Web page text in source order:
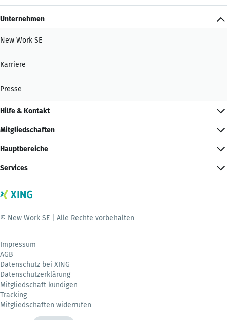
Unternehmen
New Work SE
Karriere
Presse
Hilfe & Kontakt
Mitgliedschaften
Hauptbereiche
Services
© New Work SE | Alle Rechte vorbehalten
Impressum
AGB
Datenschutz bei XING
Datenschutzerklärung
Mitgliedschaft kündigen
Tracking
Mitgliedschaften widerrufen